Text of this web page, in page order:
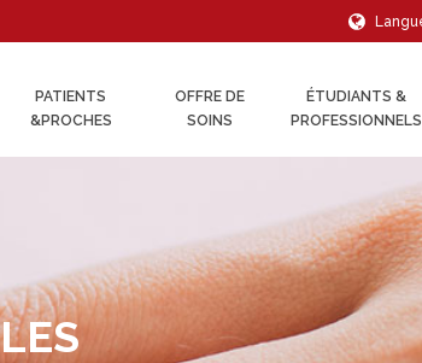
PATIENTS
&PROCHES
OFFRE DE
SOINS
ÉTUDIANTS &
PROFESSIONNELS